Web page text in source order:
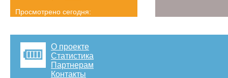
Просмотрено сегодня:
О проекте
Статистика
Партнерам
Контакты